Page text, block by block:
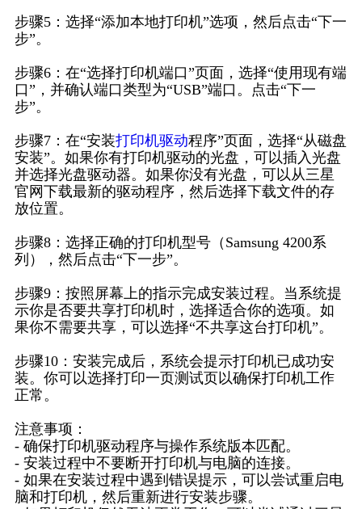
步骤5：选择“添加本地打印机”选项，然后点击“下一
步”。
步骤6：在“选择打印机端口”页面，选择“使用现有端
口”，并确认端口类型为“USB”端口。点击“下一
步”。
步骤7：在“安装打印机驱动程序”页面，选择“从磁盘
安装”。如果你有打印机驱动的光盘，可以插入光盘
并选择光盘驱动器。如果你没有光盘，可以从三星
官网下载最新的驱动程序，然后选择下载文件的存
放位置。
步骤8：选择正确的打印机型号（Samsung 4200系
列），然后点击“下一步”。
步骤9：按照屏幕上的指示完成安装过程。当系统提
示你是否要共享打印机时，选择适合你的选项。如
果你不需要共享，可以选择“不共享这台打印机”。
步骤10：安装完成后，系统会提示打印机已成功安
装。你可以选择打印一页测试页以确保打印机工作
正常。
注意事项：
- 确保打印机驱动程序与操作系统版本匹配。
- 安装过程中不要断开打印机与电脑的连接。
- 如果在安装过程中遇到错误提示，可以尝试重启电
脑和打印机，然后重新进行安装步骤。